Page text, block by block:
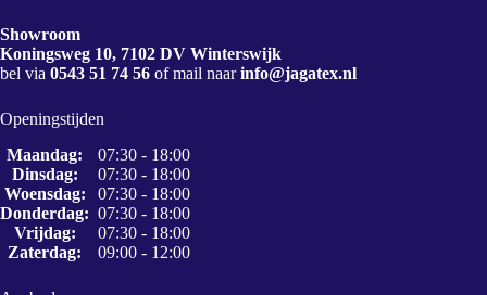
Showroom
Koningsweg 10, 7102 DV Winterswijk
bel via 0543 51 74 56 of mail naarinfo@jagatex.nl
Openingstijden
Maandag:
07:30 - 18:00
Dinsdag:
07:30 - 18:00
Woensdag:
07:30 - 18:00
Donderdag: 07:30 - 18:00
Vrijdag:
07:30 - 18:00
Zaterdag:
09:00 - 12:00